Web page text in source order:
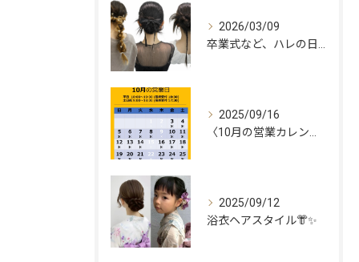
2026/03/09
2025/09/16
2025/09/12
浴衣ヘアスタイル👘✨